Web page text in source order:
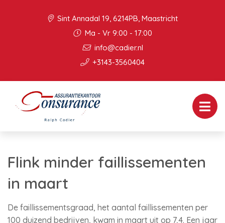
Sint Annadal 19, 6214PB, Maastricht
Ma - Vr 9:00 - 17:00
info@cadier.nl
+3143-3560404
Flink minder faillissementen
in maart
De faillissementsgraad, het aantal faillissementen per
100 duizend bedrijven, kwam in maart uit op 7,4. Een jaar